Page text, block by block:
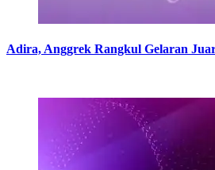
Adira, Anggrek Rangkul Gelaran